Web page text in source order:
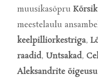
muusikasõpru
meestelaulu
keelpilliorkestriga,
raadid, Untsakad,
Aleksandrite